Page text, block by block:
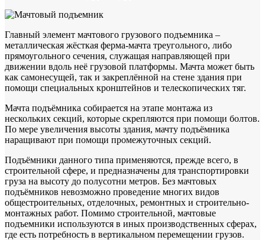
Главный элемент мачтового грузового подъемника –
металлическая жёсткая ферма-мачта треугольного, либо
прямоугольного сечения, служащая направляющей при
движении вдоль неё грузовой платформы. Мачта может быть
как самонесущей, так и закреплённой на стене здания при
помощи специальных кронштейнов и телескопических тяг.
Мачта подъёмника собирается на этапе монтажа из
нескольких секций, которые скрепляются при помощи болтов.
По мере увеличения высоты здания, мачту подъёмника
наращивают при помощи промежуточных секций.
Подъёмники данного типа применяются, прежде всего, в
строительной сфере, и предназначены для транспортировки
груза на высоту до полусотни метров. Без мачтовых
подъёмников невозможно проведение многих видов
общестроительных, отделочных, ремонтных и строительно-
монтажных работ. Помимо строительной, мачтовые
подъемники используются в иных производственных сферах,
где есть потребность в вертикальном перемещении грузов.